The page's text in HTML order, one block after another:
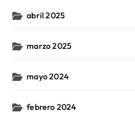
abril 2025
marzo 2025
mayo 2024
febrero 2024